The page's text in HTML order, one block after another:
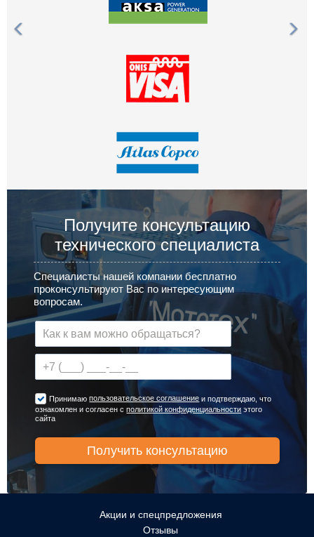
Получите консультацию
технического специалиста
Специалисты нашей компании бесплатно
проконсультируют Вас по интересующим
вопросам.
Принимаюпользовательское соглашение и подтверждаю, что
ознакомлен и согласен сполитикой конфиденциальности этого
сайта
Акции и спецпредложения
Отзывы